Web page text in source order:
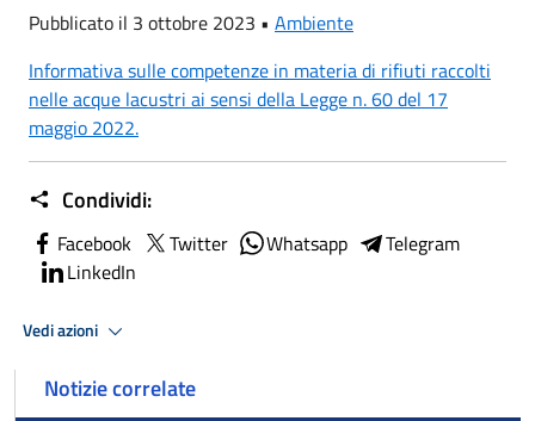
Pubblicato il 3 ottobre 2023 • Ambiente
Informativa sulle competenze in materia di rifiuti raccolti
nelle acque lacustri ai sensi della Legge n. 60 del 17
maggio 2022.
Condividi:
Facebook Twitter Whatsapp
Telegram
LinkedIn
Vedi azioni
Notizie correlate